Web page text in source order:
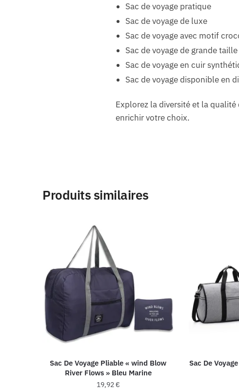
Sac de voyage pratique
Sac de voyage de luxe
Sac de voyage avec motif
Sac de voyage de grande taille
Sac de voyage en cuir
Sac de voyage disponible en
Explorez la diversité et la
enrichir votre choix.
Produits similaires
Sac De Voyage Pliable « wind Blow
River Flows » Bleu Marine
19,92€
Sac De